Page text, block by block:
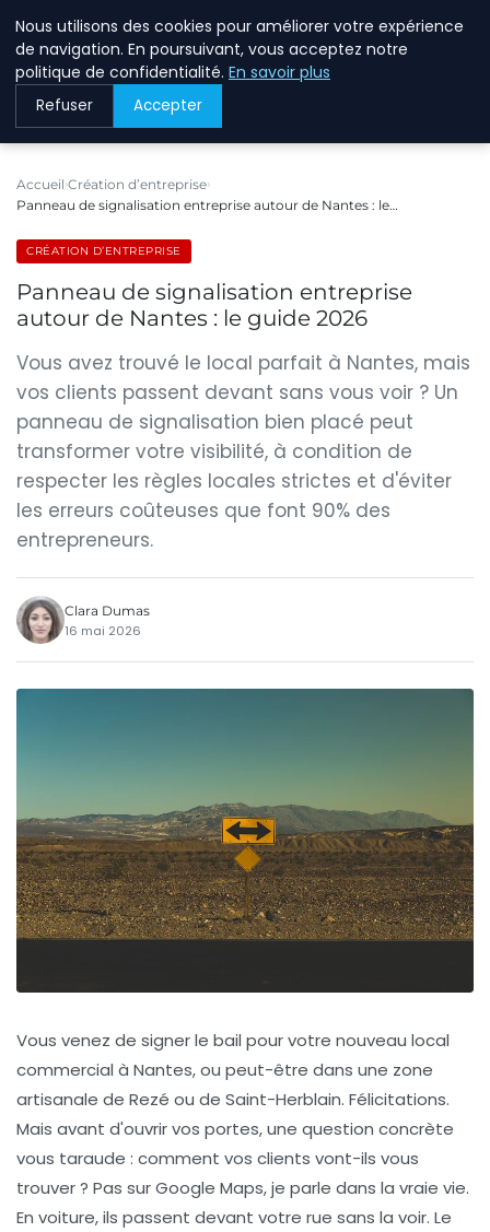
BREIGHAWAY
Accueil Création d’entreprise
Panneau de signalisation entreprise autour de Nantes : le…
CRÉATION D’ENTREPRISE
Panneau de signalisation entreprise
autour de Nantes : le guide 2026
Vous avez trouvé le local parfait à Nantes, mais
vos clients passent devant sans vous voir ? Un
panneau de signalisation bien placé peut
transformer votre visibilité, à condition de
respecter les règles locales strictes et d'éviter
les erreurs coûteuses que font 90% des
entrepreneurs.
Clara Dumas
16 mai 2026
Vous venez de signer le bail pour votre nouveau local
commercial à Nantes, ou peut-être dans une zone
artisanale de Rezé ou de Saint-Herblain. Félicitations.
Mais avant d'ouvrir vos portes, une question concrète
vous taraude : comment vos clients vont-ils vous
trouver ? Pas sur Google Maps, je parle dans la vraie vie.
En voiture, ils passent devant votre rue sans la voir. Le
Nous utilisons des cookies pour améliorer votre expérience
de navigation. En poursuivant, vous acceptez notre
politique de confidentialité. En savoir plus
Refuser Accepter